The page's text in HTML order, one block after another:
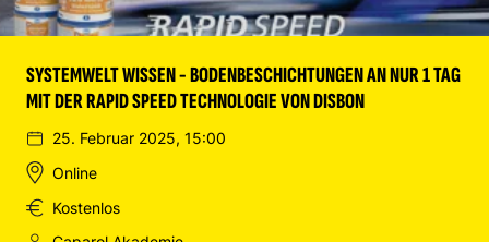
SYSTEMWELT WISSEN - BODENBESCHICHTUNGEN AN NUR 1 TAG
MIT DER RAPID SPEED TECHNOLOGIE VON DISBON
25. Februar 2025, 15:00
Online
Kostenlos